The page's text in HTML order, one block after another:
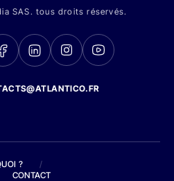
SAS. tous droits réservés.
?
/
CONTACT